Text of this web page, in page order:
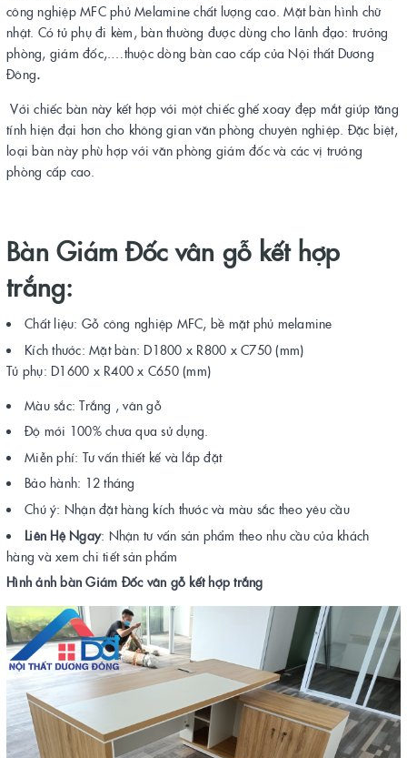
công nghiệp MFC phủ Melamine chất lượng cao. Mặt bàn hình chữ
nhật. Có tủ phụ đi kèm, bàn thường được dùng cho lãnh đạo: trưởng
phòng, giám đốc,.…thuộc dòng bàn cao cấp của Nội thất Dương
Đông.
Với chiếc bàn này kết hợp với một chiếc ghế xoay đẹp mắt giúp tăng
tính hiện đại hơn cho không gian văn phòng chuyên nghiệp. Đặc biệt,
loại bàn này phù hợp với văn phòng giám đốc và các vị trưởng
phòng cấp cao.
Bàn Giám Đốc vân gỗ kết hợp
trắng:
Chất liệu: Gỗ công nghiệp MFC, bề mặt phủ melamine
Kích thước: Mặt bàn: D1800 x R800 x C750 (mm)
Tủ phụ: D1600 x R400 x C650 (mm)
Màu sắc: Trắng , vân gỗ
Độ mới 100% chưa qua sử dụng.
Miễn phí: Tư vấn thiết kế và lắp đặt
Bảo hành: 12 tháng
Chú ý: Nhận đặt hàng kích thước và màu sắc theo yêu cầu
Liên Hệ Ngay: Nhận tư vấn sản phẩm theo nhu cầu của khách
hàng và xem chi tiết sản phẩm
Hình ảnh bàn Giám Đốc vân gỗ kết hợp trắng